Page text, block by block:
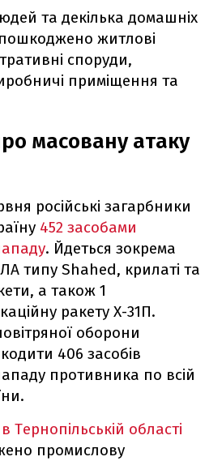
та декілька домашніх
житлові
споруди,
приміщення та
масовану атаку
російські загарбники
452 засобами
. Йдеться зокрема
типу Shahed, крилаті та
а також 1
ракету Х-31П.
оборони
406 засобів
противника по всій
в Тернопільській області
промислову